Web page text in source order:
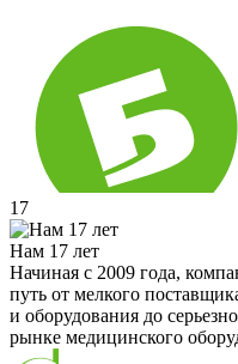
17
Нам 17 лет
Начиная с 2009 года,
путь от мелкого
и оборудования до
рынке медицинского